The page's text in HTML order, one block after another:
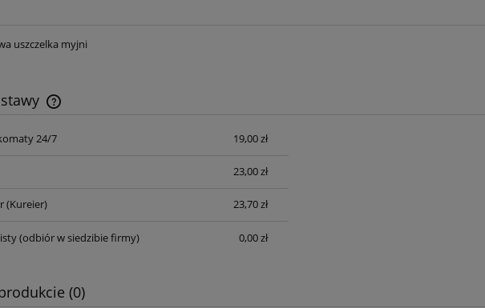
uszczelka myjni
Cena nie zawiera ewentualnych kosztów
24/7 19,00 zł
23,00 zł
(Kureier) 23,70 zł
(odbiór w siedzibie firmy) 0,00 zł
(0)